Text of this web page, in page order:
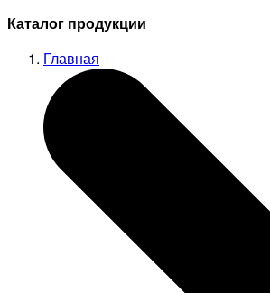
Каталог продукции
Главная